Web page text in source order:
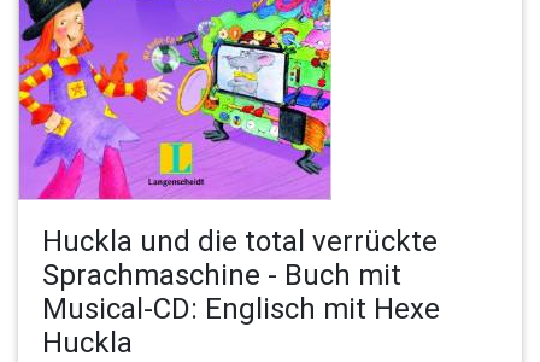
Huckla und die total verrückte
Sprachmaschine - Buch mit
Musical-CD: Englisch mit Hexe
Huckla